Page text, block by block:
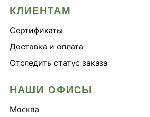
КЛИЕНТАМ
Сертификаты
Доставка и оплата
Отследить статус заказа
НАШИ ОФИСЫ
Москва